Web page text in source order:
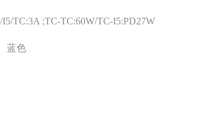
TC:3A ;TC-TC:60W/TC-I5:PD27W
蓝色